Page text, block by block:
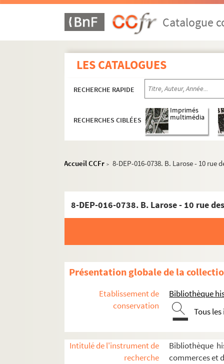
Catalogue
LES CATALOGUES
RECHERCHE RAPIDE
RECHERCHES CIBLÉES
Imprimés
multimédia
Accueil CCFr > 8-DEP-016-0738. B. Larose - 10 rue
8-DEP-016-0738. B. Larose - 10 rue
Présentation globale de la
Etablissement de
conservation
Bibliothèque
Tous
Intitulé de l'instrument de
recherche
Bibliothèque
commerces et